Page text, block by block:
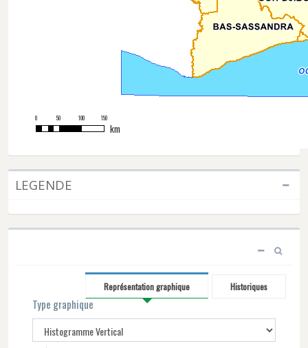
0 50 100 150
km
LEGENDE
Historiques
Représentation graphique
Type graphique